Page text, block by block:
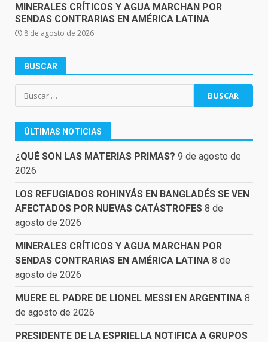
MINERALES CRÍTICOS Y AGUA MARCHAN POR
SENDAS CONTRARIAS EN AMÉRICA LATINA
8 de agosto de 2026
BUSCAR
Buscar:
ÚLTIMAS NOTICIAS
¿QUÉ SON LAS MATERIAS PRIMAS? 9 de agosto de
2026
LOS REFUGIADOS ROHINYÁS EN BANGLADÉS SE VEN
AFECTADOS POR NUEVAS CATÁSTROFES 8 de
agosto de 2026
MINERALES CRÍTICOS Y AGUA MARCHAN POR
SENDAS CONTRARIAS EN AMÉRICA LATINA 8 de
agosto de 2026
MUERE EL PADRE DE LIONEL MESSI EN ARGENTINA 8
de agosto de 2026
PRESIDENTE DE LA ESPRIELLA NOTIFICA A GRUPOS